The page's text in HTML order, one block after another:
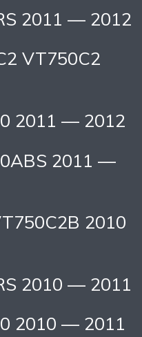
2011 — 2012
VT750C2
2011 — 2012
2011 —
2010
2010 — 2011
2010 — 2011